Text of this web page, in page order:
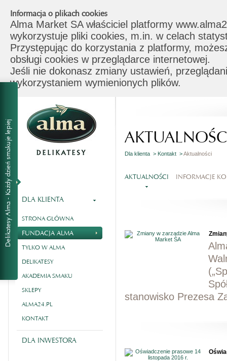
Informacja o plikach cookies
Alma Market SA właściciel platformy
wykorzystuje pliki cookies, m.in. w celach
Przystępując do korzystania z platformy,
obsługi cookies w przeglądarce internetowej.
Jeśli nie dokonasz zmiany ustawień,
wykorzystaniem wymienionych plików.
DLA KLIENTA
STRONA GŁÓWNA
FUNDACJA ALMA
TYLKO W ALMA
DELIKATESY
AKADEMIA SMAKU
SKLEPY
ALMA24.PL
KONTAKT
DLA INWESTORA
Dla klienta > Kontakt >Aktualności
AKTUALNOŚCI INFORMACJE
stanowisko Prezesa